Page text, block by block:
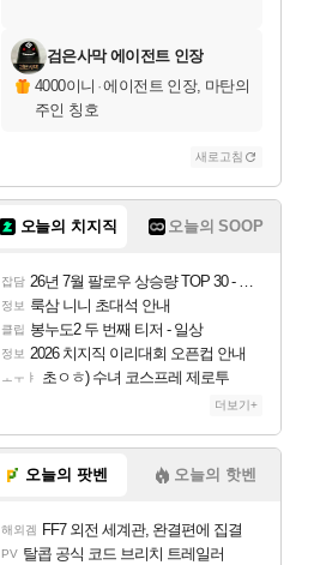
검은사막 에이전트 인장
4000이니 ·에이전트 인장, 마탄의
주인 칭호
새로고침
오늘의 치지직 오늘의 SOOP
잡담 26년 7월 팔로우 상승량 TOP 30 - 월간 치지직
정보 룩삼 니니 초대석 안내
클립 봉누도2 두 번째 티저 - 일상
정보 2026 치지직 이리대회 오픈컵 안내
ㅗㅜㅑ 초ㅇㅎ) 수녀 코스프레 제로투
더보기+
오늘의 팟벤 오늘의 핫벤
해외겜 FF7 외전 세계관, 완결편에 집결
PV 탈콥 공식 코드 브리치 트레일러